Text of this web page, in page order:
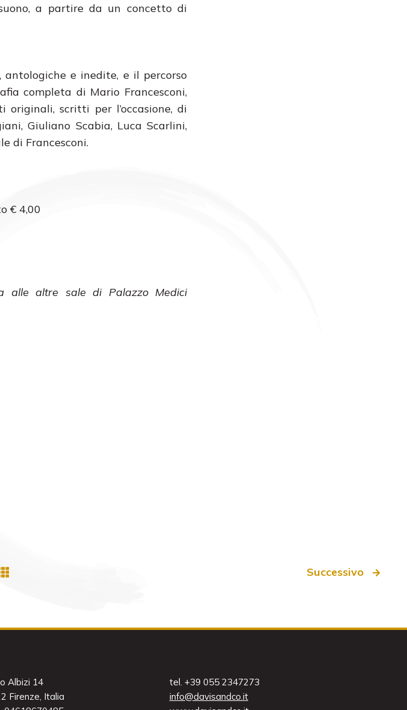
a partire da un concetto di
e inedite, e il percorso
completa di Mario Francesconi,
scritti per l’occasione, di
Giuliano Scabia, Luca Scarlini,
di Francesconi.
€ 4,00
alle altre sale di Palazzo Medici
Successivo
Albizi 14
Firenze, Italia
tel. +39 055 2347273
info@davisandco.it